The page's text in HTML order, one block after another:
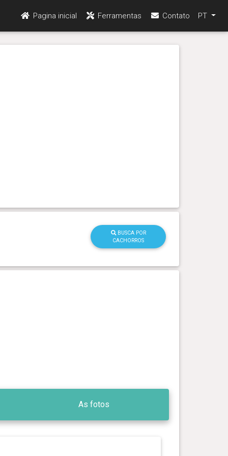
Pagina inicial Ferramentas Contato PT
BUSCA POR
CACHORROS
As fotos